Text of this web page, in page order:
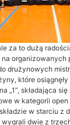
za to dużą
organizowanych
drużynowych
które
„1”, składająca
w kategorii open
w starciu z
wygrali dwie z